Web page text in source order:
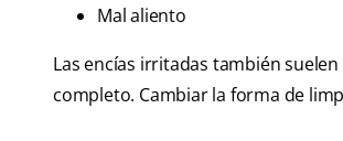
Mal aliento
Las encías irritadas también
completo. Cambiar la forma de